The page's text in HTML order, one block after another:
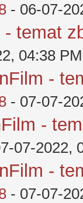
- 06-07-
temat
04:38 PM
-
- 07-07-
-
07-2022,
-
- 07-07-